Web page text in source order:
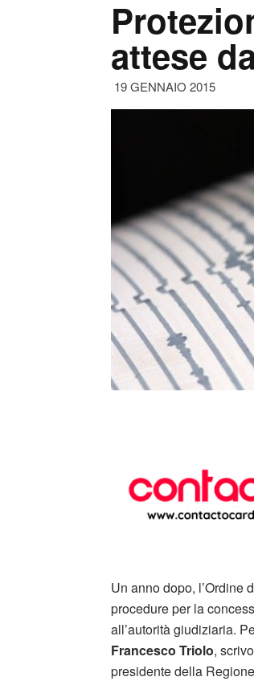
attese
19 GENNAIO 2015
Un anno dopo, l’Ordine
procedure per la
all’autorità giudiziaria.
Francesco Triolo,
presidente della